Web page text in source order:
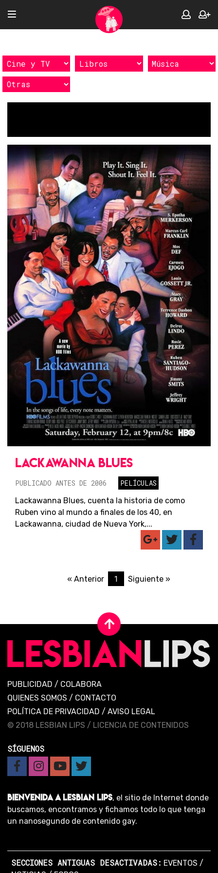
LACKAWANNA BLUES
PUBLICADO ANTES DE 2006
PELÍCULAS
Lackawanna Blues, cuenta la historia de como
Ruben vino al mundo a finales de los 40, en
Lackawanna, ciudad de Nueva York,...
« Anterior 1 Siguiente »
PUBLICIDAD / COLABORA
QUIENES SOMOS / CONTACTO
POLÍTICA DE PRIVACIDAD / AVISO LEGAL
© 2018 LESBIAN LIPS / LICENCIA DE CONTENIDOS
SÍGUENOS
BIENVENIDA A LESBIAN LIPS, el sitio de Internet donde
buscamos, encontramos y fichamos todo lo que tenga
un nanosegundo de contenido gay.
SECCIONES ANTIGUAS DESACTIVADAS: EVENTOS /